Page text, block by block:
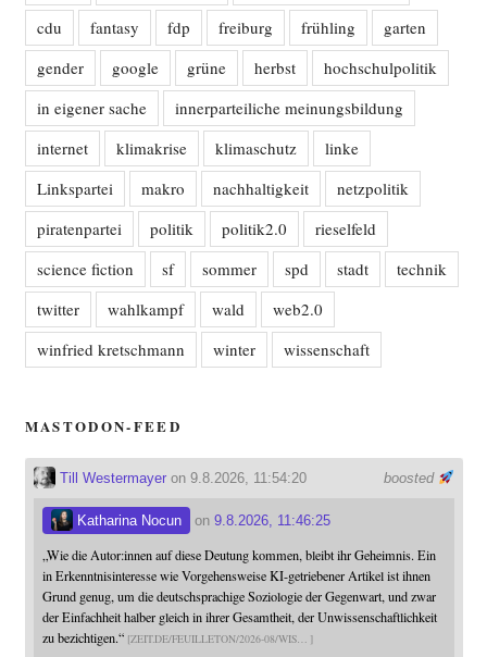
cdu
fantasy fdp freiburg frühling
garten
gender
google grüne herbst
hochschulpolitik
in eigener sache
innerparteiliche meinungsbildung
internet
klimakrise klimaschutz
linke
Linkspartei
makro nachhaltigkeit
netzpolitik
piratenpartei
politik politik2.0
rieselfeld
science fiction
sf sommer spd stadt
technik
twitter
wahlkampf wald
web2.0
winfried kretschmann
winter wissenschaft
MASTODON-FEED
boosted
Till Westermayeron 9.8.2026, 11:54:20
Katharina Nocun on 9.8.2026, 11:46:25
„Wie die Autor:innen auf diese Deutung kommen, bleibt ihr Geheimnis. Ein
in Erkenntnisinteresse wie Vorgehensweise KI-getriebener Artikel ist ihnen
Grund genug, um die deutschsprachige Soziologie der Gegenwart, und zwar
der Einfachheit halber gleich in ihrer Gesamtheit, der Unwissenschaftlichkeit
zu bezichtigen.“ ZEIT.DE/FEUILLETON/2026-08/WIS